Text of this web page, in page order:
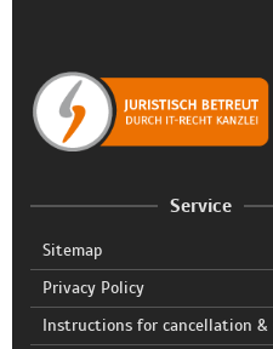
Service
Sitemap
Privacy Policy
Instructions for cancellation &